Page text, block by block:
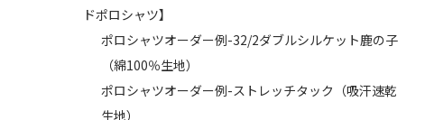
ドポロシャツ】
ポロシャツオーダー例-32/2ダブルシルケット鹿の子
（綿100％生地）
ポロシャツオーダー例-ストレッチタック（吸汗速乾
生地）